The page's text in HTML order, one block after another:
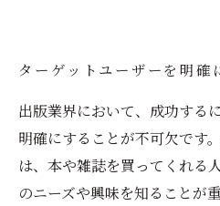
ターゲットユーザーを明確
出版業界において、成功する
明確にすることが不可欠です
は、本や雑誌を買ってくれる
のニーズや興味を知ることが